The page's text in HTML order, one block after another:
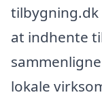
at indhente
lokale